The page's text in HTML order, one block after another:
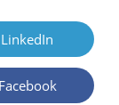
LinkedIn
Facebook